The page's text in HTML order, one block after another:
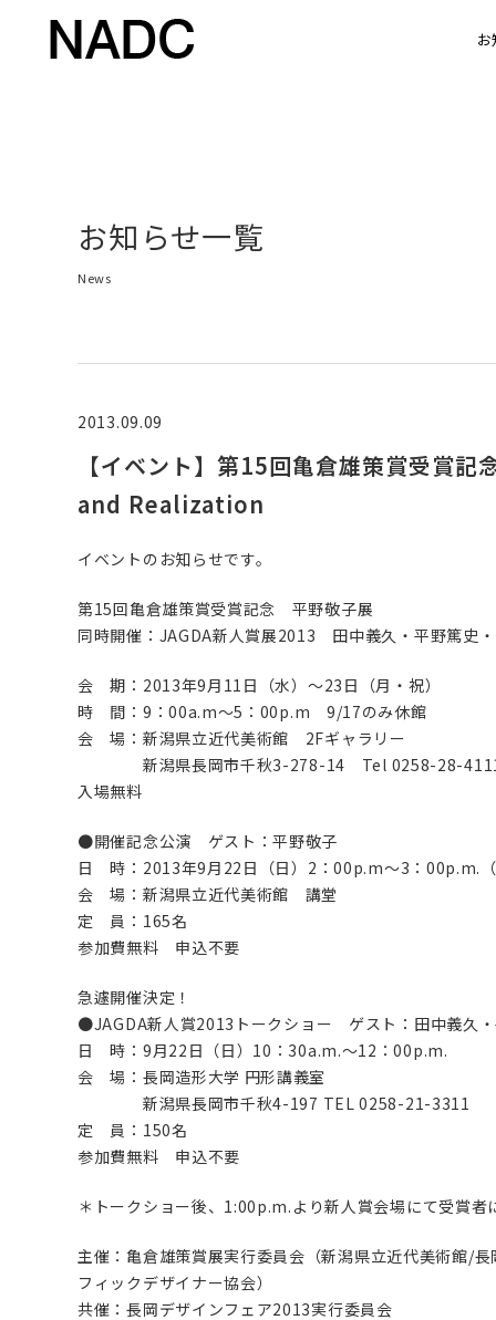
お
お知らせ一覧
News
2013.09.09
【イベント】第15回亀倉雄策賞受賞
and Realization
イベントのお知らせです。
第15回亀倉雄策賞受賞記念 平野敬子展
同時開催：JAGDA新人賞展2013 田中義久・平野篤史
会 期：2013年9月11日（水）～23日（月・祝）
時 間：9：00a.m～5：00p.m 9/17のみ休館
会 場：新潟県立近代美術館 2Fギャラリー
新潟県長岡市千秋3-278-14 Tel 0258-28-
入場無料
●開催記念公演 ゲスト：平野敬子
日 時：2013年9月22日（日）2：00p.m〜3：00p.m.
会 場：新潟県立近代美術館 講堂
定 員：165名
参加費無料 申込不要
急遽開催決定！
●JAGDA新人賞2013トークショー ゲスト：田中義久
日 時：9月22日（日）10：30a.m.〜12：00p.m.
会 場：長岡造形大学 円形講義室
新潟県長岡市千秋4-197 TEL 0258-21-3311
定 員：150名
参加費無料 申込不要
＊トークショー後、1:00p.m.より新人賞会場にて受賞者
主催：亀倉雄策賞展実行委員会（新潟県立近代美術館/
フィックデザイナー協会）
共催：長岡デザインフェア2013実行委員会